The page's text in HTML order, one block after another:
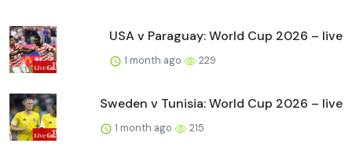
USA v Paraguay: World Cup 2026 – live
1 month ago 229
Sweden v Tunisia: World Cup 2026 – live
1 month ago 215